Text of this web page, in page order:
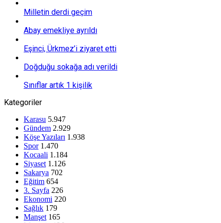
Milletin derdi geçim
Abay emekliye ayrıldı
Eşinci, Ürkmez’i ziyaret etti
Doğduğu sokağa adı verildi
Sınıflar artık 1 kişilik
Kategoriler
Karasu 5.947
Gündem 2.929
Köşe Yazıları 1.938
Spor 1.470
Kocaali 1.184
Siyaset 1.126
Sakarya 702
Eğitim 654
3. Sayfa 226
Ekonomi 220
Sağlık 179
Manşet 165